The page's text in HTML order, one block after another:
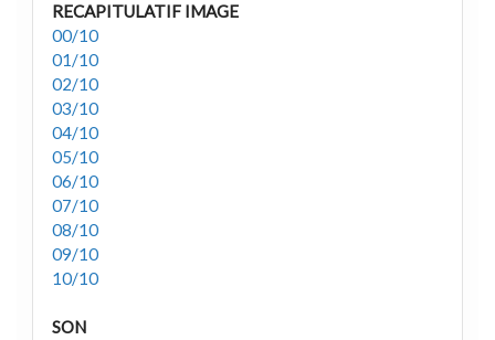
RECAPITULATIF IMAGE
00/10
01/10
02/10
03/10
04/10
05/10
06/10
07/10
08/10
09/10
10/10
SON